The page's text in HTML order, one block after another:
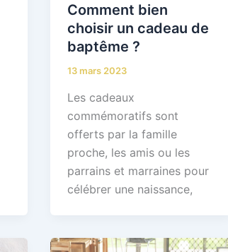
Comment bien
choisir un cadeau de
baptême ?
13 mars 2023
Les cadeaux
commémoratifs sont
offerts par la famille
proche, les amis ou les
parrains et marraines pour
célébrer une naissance,